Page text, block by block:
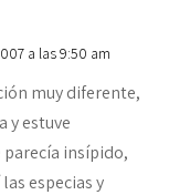
a las 9:50 am
muy diferente,
y estuve
insípido,
especias y